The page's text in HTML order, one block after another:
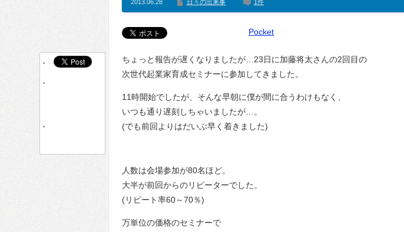
2013.06.28 日々の出来事 1件
Pocket
ちょっと報告が遅くなりましたが…23日に加藤将太さんの2回目の
次世代起業家育成セミナーに参加してきました。
11時開始でしたが、そんな早朝に僕が間に合うわけもなく、
いつも通り遅刻しちゃいましたが…。
(でも前回よりはだいぶ早く着きました)
人数は会場参加が80名ほど。
大半が前回からのリピーターでした。
(リピート率60～70％)
万単位の価格のセミナーで